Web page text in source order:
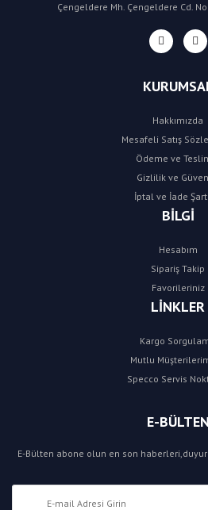
Çengeldere Mh. Çengeldere Cd.
Hakkımızda
Mesafeli Satış
Ödeme ve
Gizlilik ve
İptal ve İade
BİLGİ
Hesabım
Sipariş Takip
Favorileriniz
LİNKLER
Kargo
Mutlu
Specco Servis
E-BÜLTEN
E-Bülten abone olun en son